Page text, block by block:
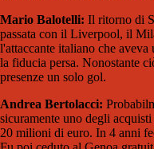
Mario Balotelli: Il ritorno di
passata con il Liverpool, il
l'attaccante italiano che
la fiducia persa. Nonostante
presenze un solo gol.
Andrea Bertolacci:
sicuramente uno degli
20 milioni di euro. In 4 anni